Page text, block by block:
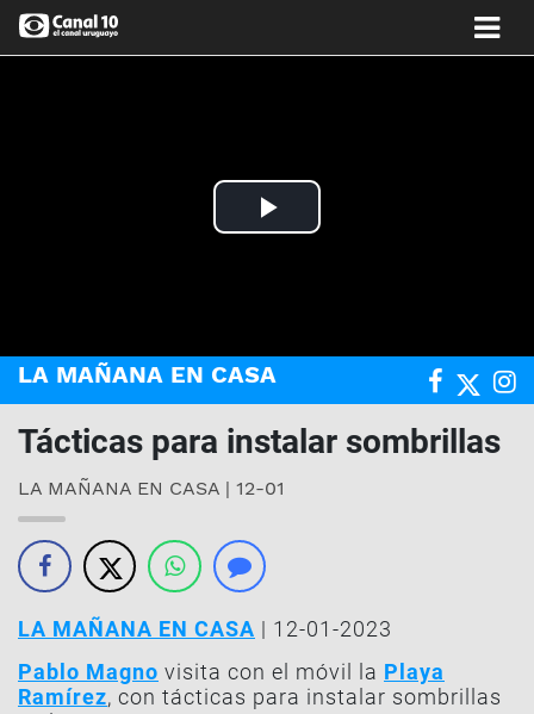
Play
LA MAÑANA EN CASA
Tácticas para instalar sombrillas
LA MAÑANA EN CASA | 12-01
LA MAÑANA EN CASA | 12-01-2023
Pablo Magno visita con el móvil la Playa
Ramírez, con tácticas para instalar sombrillas